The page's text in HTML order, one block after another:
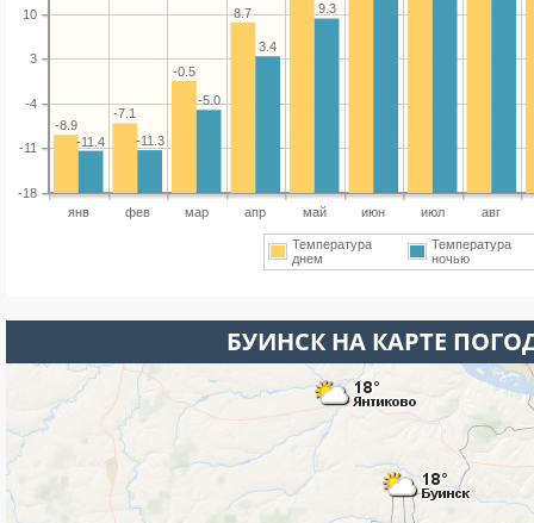
янв фев мар апр май июн июл авг
-18
-11
-4
3
10 8.7
-0.5
-7.1
-8.9
9.3
3.4
-5.0
-11.3
-11.4
Температура
днем
Температура
ночью
БУИНСК НА КАРТЕ